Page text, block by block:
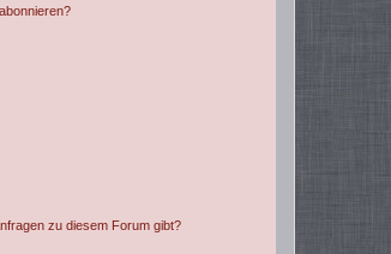
zu diesem Forum gibt?